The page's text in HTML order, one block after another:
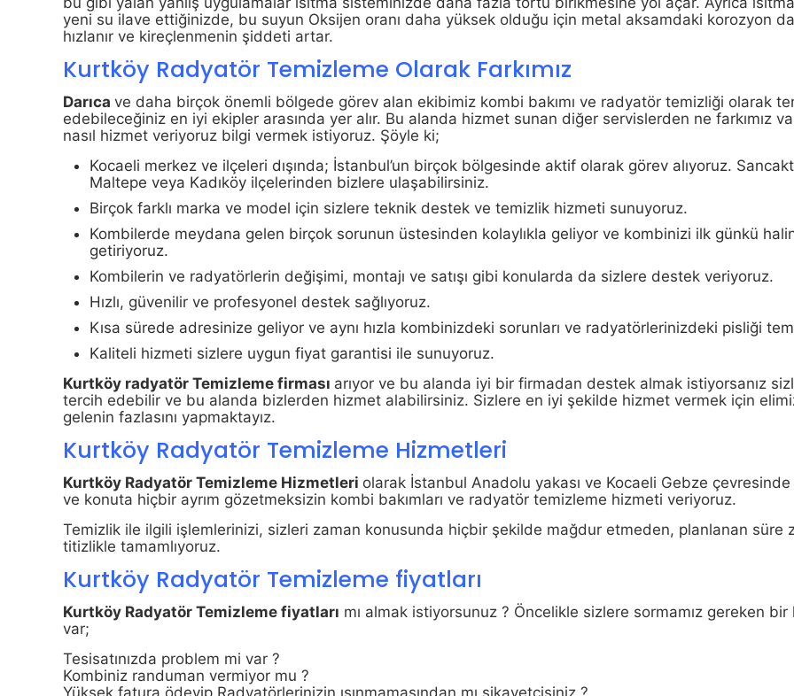
yeni su ilave ettiğinizde, bu suyun Oksijen oranı daha yüksek olduğu için metal aksamdaki korozyon
hızlanır ve kireçlenmenin şiddeti artar.
Kurtköy Radyatör Temizleme Olarak Farkımız
Darıcave daha birçok önemli bölgede görev alan ekibimiz kombi bakımı ve radyatör temizliği olarak
edebileceğiniz en iyi ekipler arasında yer alır. Bu alanda hizmet sunan diğer servislerden ne farkımız
nasıl hizmet veriyoruz bilgi vermek istiyoruz. Şöyle ki;
Kocaeli merkez ve ilçeleri dışında; İstanbul’un birçok bölgesinde aktif olarak görev alıyoruz.
Maltepe veya Kadıköy ilçelerinden bizlere ulaşabilirsiniz.
Birçok farklı marka ve model için sizlere teknik destek ve temizlik hizmeti sunuyoruz.
Kombilerde meydana gelen birçok sorunun üstesinden kolaylıkla geliyor ve kombinizi ilk günkü
getiriyoruz.
Kombilerin ve radyatörlerin değişimi, montajı ve satışı gibi konularda da sizlere destek veriyoruz.
Hızlı, güvenilir ve profesyonel destek sağlıyoruz.
Kısa sürede adresinize geliyor ve aynı hızla kombinizdeki sorunları ve radyatörlerinizdeki pisliği
Kaliteli hizmeti sizlere uygun fiyat garantisi ile sunuyoruz.
Kurtköy radyatör Temizleme firması arıyor ve bu alanda iyi bir firmadan destek almak istiyorsanız
tercih edebilir ve bu alanda bizlerden hizmet alabilirsiniz. Sizlere en iyi şekilde hizmet vermek için
gelenin fazlasını yapmaktayız.
Kurtköy Radyatör Temizleme Hizmetleri
Kurtköy Radyatör Temizleme Hizmetleri olarak İstanbul Anadolu yakası ve Kocaeli Gebze
ve konuta hiçbir ayrım gözetmeksizin kombi bakımları ve radyatör temizleme hizmeti veriyoruz.
Temizlik ile ilgili işlemlerinizi, sizleri zaman konusunda hiçbir şekilde mağdur etmeden, planlanan süre
titizlikle tamamlıyoruz.
Kurtköy Radyatör Temizleme fiyatları
Kurtköy Radyatör Temizleme fiyatları mı almak istiyorsunuz ? Öncelikle sizlere sormamız gereken bir
var;
Tesisatınızda problem mi var ?
Kombiniz randuman vermiyor mu ?
Yüksek fatura ödeyip Radyatörlerinizin ısınmamasından mı şikayetçisiniz ?